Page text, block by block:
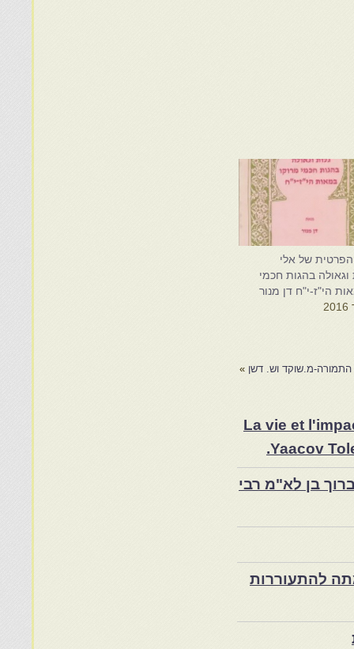
של אלי
וגאולה בהגות חכמי
הי"ז-י"ח דן מנור
התמורה-מ.שוקד וש. דשן »
La vie et
Yaacov
בן לא"מ רבי
במרוקו בסוף המאה ה־19 ותרומתה להתעוררות